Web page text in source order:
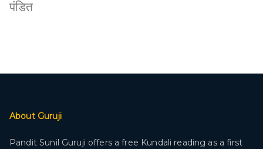
पंडित
About Guruji
Pandit Sunil Guruji offers a free Kundali reading as a first